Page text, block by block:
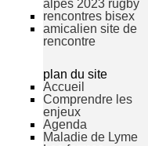
alpes 2023 rugby
rencontres bisex
amicalien site de
rencontre
plan du site
Accueil
Comprendre les
enjeux
Agenda
Maladie de Lyme